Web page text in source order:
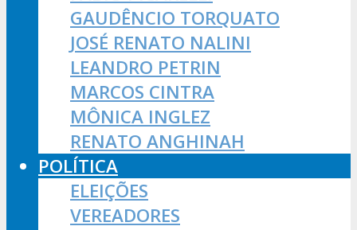
GAUDÊNCIO TORQUATO
JOSÉ RENATO NALINI
LEANDRO PETRIN
MARCOS CINTRA
MÔNICA INGLEZ
RENATO ANGHINAH
POLÍTICA
ELEIÇÕES
VEREADORES